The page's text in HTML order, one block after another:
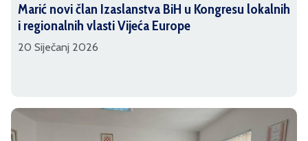
Marić novi član Izaslanstva BiH u Kongresu lokalnih
i regionalnih vlasti Vijeća Europe
20 Siječanj 2026